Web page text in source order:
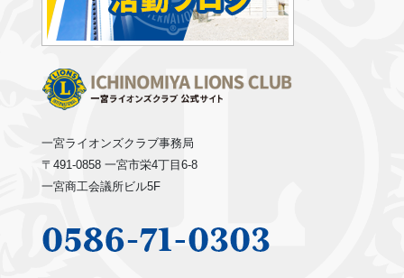
一宮ライオンズクラブ事務局
〒491-0858 一宮市栄4丁目6-8
一宮商工会議所ビル5F